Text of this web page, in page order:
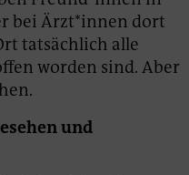
bei Ärzt*innen dort
tatsächlich alle
worden sind. Aber
und